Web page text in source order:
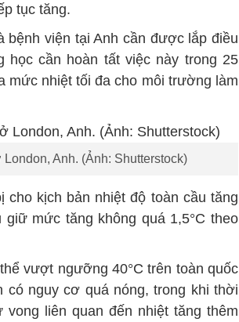
tục tăng.
bệnh viện tại Anh cần được lắp điều
học cần hoàn tất việc này trong 25
mức nhiệt tối đa cho môi trường làm
Anh. (Ảnh: Shutterstock)
cho kịch bản nhiệt độ toàn cầu tăng
mức tăng không quá 1,5°C theo
vượt ngưỡng 40°C trên toàn quốc
nguy cơ quá nóng, trong khi thời
liên quan đến nhiệt tăng thêm